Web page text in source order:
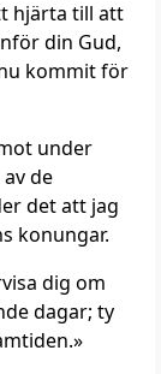
hjärta till att
din Gud,
kommit för
under
de
det att jag
konungar.
dig om
dagar; ty